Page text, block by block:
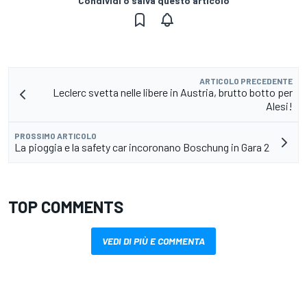
ARTICOLO PRECEDENTE
Leclerc svetta nelle libere in Austria, brutto botto per
Alesi!
PROSSIMO ARTICOLO
La pioggia e la safety car incoronano Boschung in Gara 2
TOP COMMENTS
VEDI DI PIÙ E COMMENTA